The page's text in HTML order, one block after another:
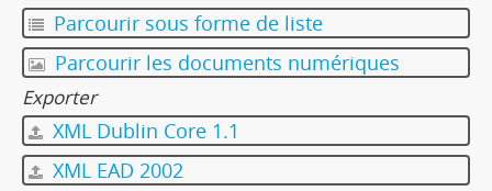
Parcourir sous forme de liste
Parcourir les documents numériques
Exporter
XML Dublin Core 1.1
XML EAD 2002